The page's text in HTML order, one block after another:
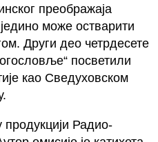
преображаја
једино може остварити
Други део четрдесете
посветили
као Сведуховском
продукцији Радио-